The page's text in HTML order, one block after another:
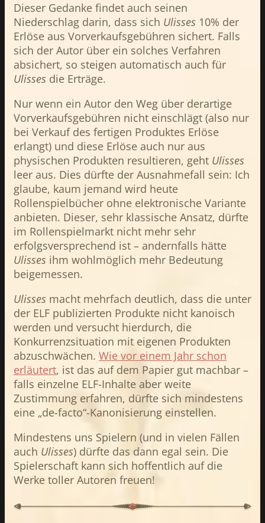
Dieser Gedanke findet auch seinen
Niederschlag darin, dass sich Ulisses 10% der
Erlöse aus Vorverkaufsgebühren sichert. Falls
sich der Autor über ein solches Verfahren
absichert, so steigen automatisch auch für
Ulisses die Erträge.
Nur wenn ein Autor den Weg über derartige
Vorverkaufsgebühren nicht einschlägt (also nur
bei Verkauf des fertigen Produktes Erlöse
erlangt) und diese Erlöse auch nur aus
physischen Produkten resultieren, geht Ulisses
leer aus. Dies dürfte der Ausnahmefall sein: Ich
glaube, kaum jemand wird heute
Rollenspielbücher ohne elektronische Variante
anbieten. Dieser, sehr klassische Ansatz, dürfte
im Rollenspielmarkt nicht mehr sehr
erfolgsversprechend ist – andernfalls hätte
Ulisses ihm wohlmöglich mehr Bedeutung
beigemessen.
Ulisses macht mehrfach deutlich, dass die unter
der ELF publizierten Produkte nicht kanoisch
werden und versucht hierdurch, die
Konkurrenzsituation mit eigenen Produkten
abzuschwächen. Wie vor einem Jahr schon
erläutert, ist das auf dem Papier gut machbar –
falls einzelne ELF-Inhalte aber weite
Zustimmung erfahren, dürfte sich mindestens
eine „de-facto“-Kanonisierung einstellen.
Mindestens uns Spielern (und in vielen Fällen
auch Ulisses) dürfte das dann egal sein. Die
Spielerschaft kann sich hoffentlich auf die
Werke toller Autoren freuen!